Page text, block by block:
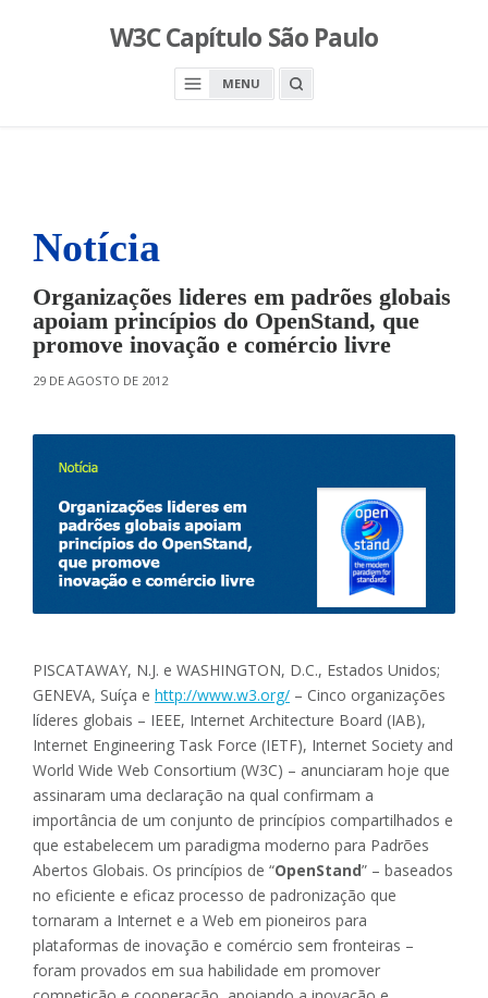
W3C Capítulo São Paulo
MENU
O
Notícia
Organizações lideres em padrões globais
apoiam princípios do OpenStand, que
promove inovação e comércio livre
O
29 DE AGOSTO DE 2012
PISCATAWAY, N.J. e WASHINGTON, D.C., Estados Unidos;
GENEVA, Suíça e http://www.w3.org/ – Cinco organizações
líderes globais – IEEE, Internet Architecture Board (IAB),
Internet Engineering Task Force (IETF), Internet Society and
World Wide Web Consortium (W3C) – anunciaram hoje que
assinaram uma declaração na qual confirmam a
importância de um conjunto de princípios compartilhados e
que estabelecem um paradigma moderno para Padrões
Abertos Globais. Os princípios de “OpenStand” – baseados
no eficiente e eficaz processo de padronização que
tornaram a Internet e a Web em pioneiros para
plataformas de inovação e comércio sem fronteiras –
foram provados em sua habilidade em promover